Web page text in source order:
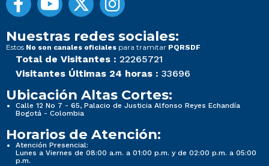
Nuestras redes sociales:
Estos No son canales oficiales para tramitar PQRSDF
Total de Visitantes : 22265721
Visitantes Últimas 24 horas : 33696
Ubicación Altas Cortes:
Calle 12 No 7 - 65, Palacio de Justicia Alfonso Reyes Echandía
Bogotá - Colombia
Horarios de Atención:
Atención Presencial:
Lunes a Viernes de 08:00 a.m. a 01:00 p.m. y de 02:00 p.m. a 05:00
p.m.